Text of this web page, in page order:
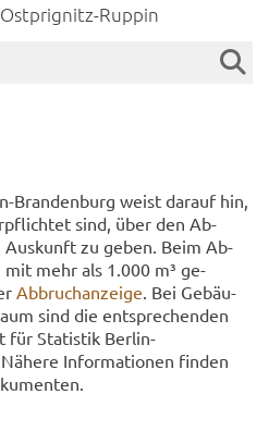
Ruppin
​Brandenburg weist dar­auf hin,
sind, über den Ab­
Aus­kunft zu geben. Beim Ab­
mit mehr als 1.000 m³ ge­
Ab­bruch­an­zei­ge. Bei Ge­bäu­
sind die ent­spre­chen­den
für Sta­tis­tik Berlin-​
In­for­ma­tio­nen fin­den